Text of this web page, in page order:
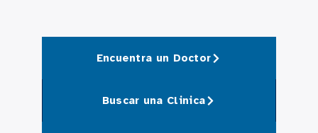
Encuentra un Doctor
Buscar una Clinica